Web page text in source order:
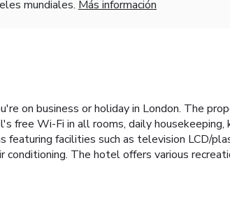
mundiales. Más información
on business or holiday in London. The
free Wi-Fi in all rooms, daily housekeeping,
facilities such as television LCD/
The hotel offers various